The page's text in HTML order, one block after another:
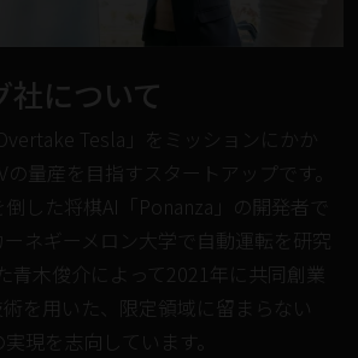
社について
Tesla」をミッションにかか
の量産を⽬指すスタートアップです。
した将棋AI「Ponanza」の開発者で
ーネギーメロン⼤学で自動運転を研究
⻘⽊俊介によって2021年に共同創業
を⽤いた、限定領域に留まらない
現を志向しています。